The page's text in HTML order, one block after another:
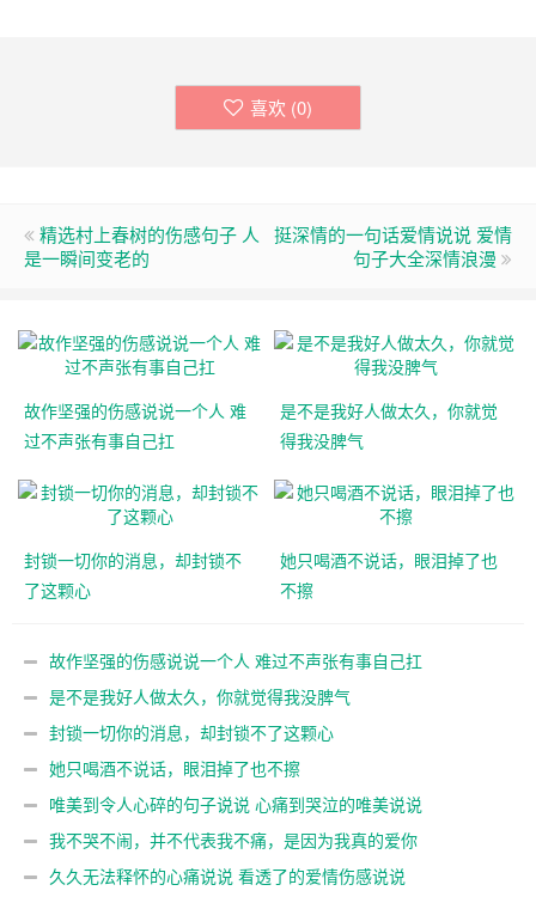
喜欢 (0)
精选村上春树的伤感句子 人
是一瞬间变老的
挺深情的一句话爱情说说 爱情
句子大全深情浪漫
故作坚强的伤感说说一个人 难
过不声张有事自己扛
是不是我好人做太久，你就觉
得我没脾气
封锁一切你的消息，却封锁不
了这颗心
她只喝酒不说话，眼泪掉了也
不擦
故作坚强的伤感说说一个人 难过不声张有事自己扛
是不是我好人做太久，你就觉得我没脾气
封锁一切你的消息，却封锁不了这颗心
她只喝酒不说话，眼泪掉了也不擦
唯美到令人心碎的句子说说 心痛到哭泣的唯美说说
我不哭不闹，并不代表我不痛，是因为我真的爱你
久久无法释怀的心痛说说 看透了的爱情伤感说说